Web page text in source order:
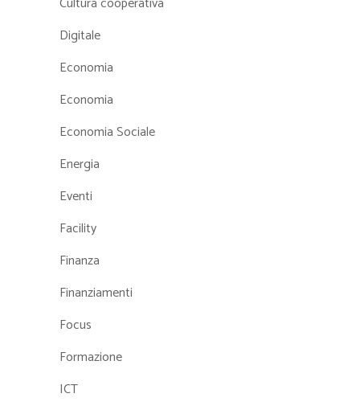
Digitale
Economia
Economia
Economia Sociale
Energia
Eventi
Facility
Finanza
Finanziamenti
Focus
Formazione
ICT